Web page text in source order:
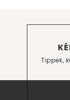
Tippek,